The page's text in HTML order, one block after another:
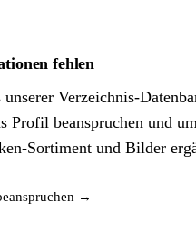
fehlen
Verzeichnis-
Profil beanspruchen und
Sortiment und Bilder
→